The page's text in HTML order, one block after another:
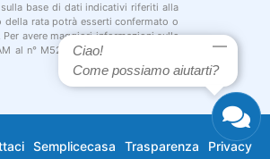
base di dati indicativi riferiti alla
della rata potrà esserti confermato o
avere maggiori informazioni sulle
al n° M526. Può agire in qualità di
Semplicecasa Trasparenza Privacy
Ciao!
Come possiamo aiutarti?